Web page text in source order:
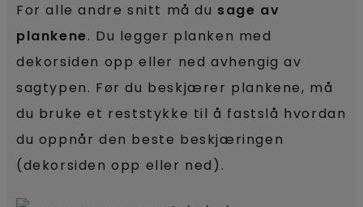
For alle andre snitt må du sage av
plankene. Du legger planken med
dekorsiden opp eller ned avhengig av
sagtypen. Før du beskjærer plankene, må
du bruke et reststykke til å fastslå hvordan
du oppnår den beste beskjæringen
(dekorsiden opp eller ned).